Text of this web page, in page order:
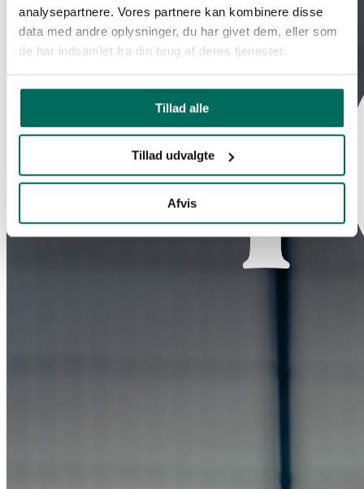
analysepartnere. Vores partnere kan kombinere disse
data med andre oplysninger, du har givet dem, eller som
de har indsamlet fra din brug af deres tjenester.
Tillad alle
Tillad udvalgte
Afvis